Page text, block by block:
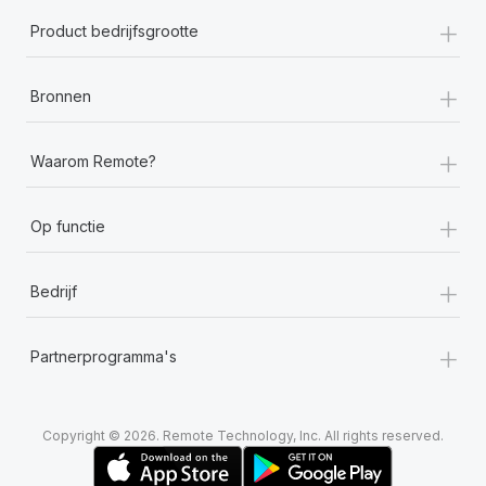
Product bedrijfsgrootte +
Bronnen +
Waarom Remote? +
Op functie +
Bedrijf +
Partnerprogramma's +
Copyright © 2026. Remote Technology, Inc. All rights reserved.